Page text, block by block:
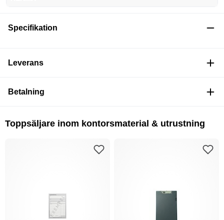
Specifikation
Leverans
Betalning
Toppsäljare inom kontorsmaterial & utrustning